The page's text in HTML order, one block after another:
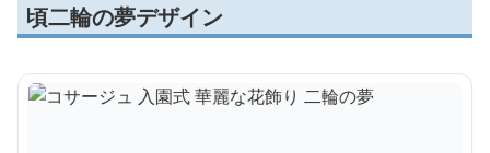
頃二輪の夢デザイン